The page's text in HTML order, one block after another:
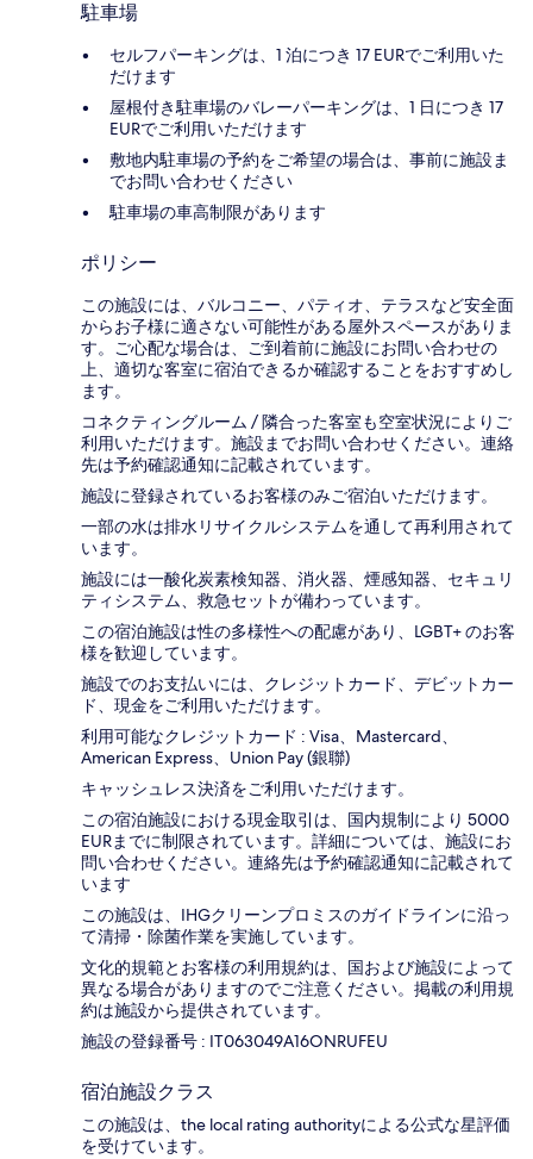
駐車場
セルフパーキングは、1 泊につき 17 EURでご利用いた
だけます
屋根付き駐車場のバレーパーキングは、1 日につき 17
EURでご利用いただけます
敷地内駐車場の予約をご希望の場合は、事前に施設ま
でお問い合わせください
駐車場の車高制限があります
ポリシー
この施設には、バルコニー、パティオ、テラスなど安全面
からお子様に適さない可能性がある屋外スペースがありま
す。ご心配な場合は、ご到着前に施設にお問い合わせの
上、適切な客室に宿泊できるか確認することをおすすめし
ます。
コネクティングルーム / 隣合った客室も空室状況によりご
利用いただけます。施設までお問い合わせください。連絡
先は予約確認通知に記載されています。
施設に登録されているお客様のみご宿泊いただけます。
一部の水は排水リサイクルシステムを通して再利用されて
います。
施設には一酸化炭素検知器、消火器、煙感知器、セキュリ
ティシステム、救急セットが備わっています。
この宿泊施設は性の多様性への配慮があり、LGBT+ のお客
様を歓迎しています。
施設でのお支払いには、クレジットカード、デビットカー
ド、現金をご利用いただけます。
利用可能なクレジットカード : Visa、Mastercard、
American Express、Union Pay (銀聯)
キャッシュレス決済をご利用いただけます。
この宿泊施設における現金取引は、国内規制により 5000
EURまでに制限されています。詳細については、施設にお
問い合わせください。連絡先は予約確認通知に記載されて
います
この施設は、IHGクリーンプロミスのガイドラインに沿っ
て清掃・除菌作業を実施しています。
文化的規範とお客様の利用規約は、国および施設によって
異なる場合がありますのでご注意ください。掲載の利用規
約は施設から提供されています。
施設の登録番号 : IT063049A16ONRUFEU
宿泊施設クラス
この施設は、the local rating authorityによる公式な星評価
を受けています。